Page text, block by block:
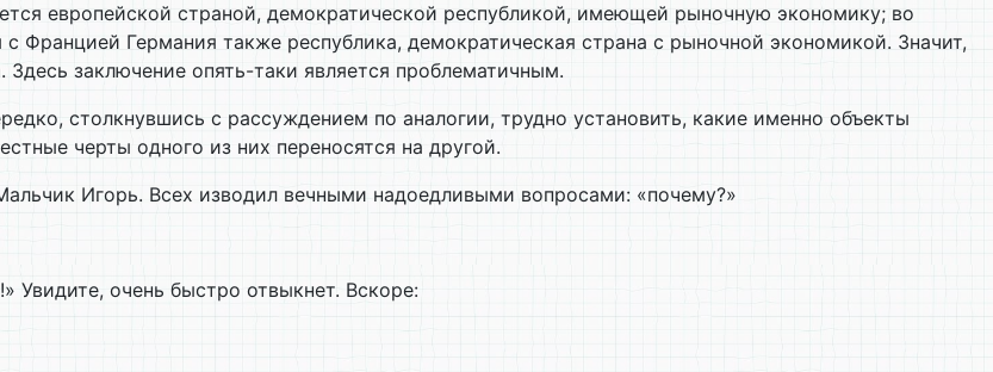
европейской страной, демократической республикой, имеющей рыночную экономику; во
Францией Германия также республика, демократическая страна с рыночной экономикой. Значит,
заключение опять-таки является проблематичным.
столкнувшись с рассуждением по аналогии, трудно установить, какие именно объекты
черты одного из них переносятся на другой.
Игорь. Всех изводил вечными надоедливыми вопросами: «почему?»
Увидите, очень быстро отвыкнет. Вскоре: